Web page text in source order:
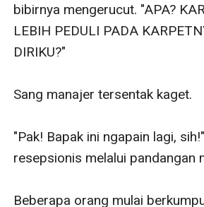
bibirnya mengerucut. "APA?
LEBIH PEDULI PADA
DIRIKU?"
Sang manajer tersentak kaget.
"Pak! Bapak ini ngapain lagi,
resepsionis melalui pandangan
Beberapa orang mulai